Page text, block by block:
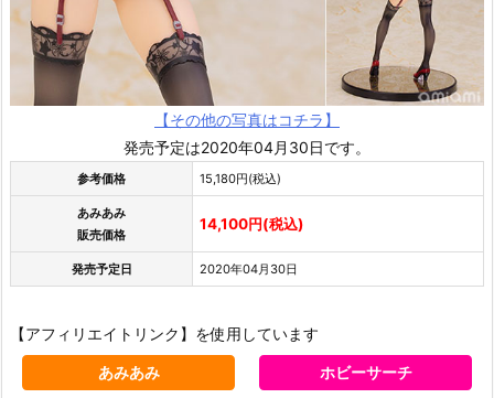
【その他の写真はコチラ】
発売予定は2020年04月30日です。
参考価格 15,180円(税込)
あみあみ
販売価格
14,100円(税込)
発売予定日 2020年04月30日
【アフィリエイトリンク】を使用しています
あみあみ ホビーサーチ